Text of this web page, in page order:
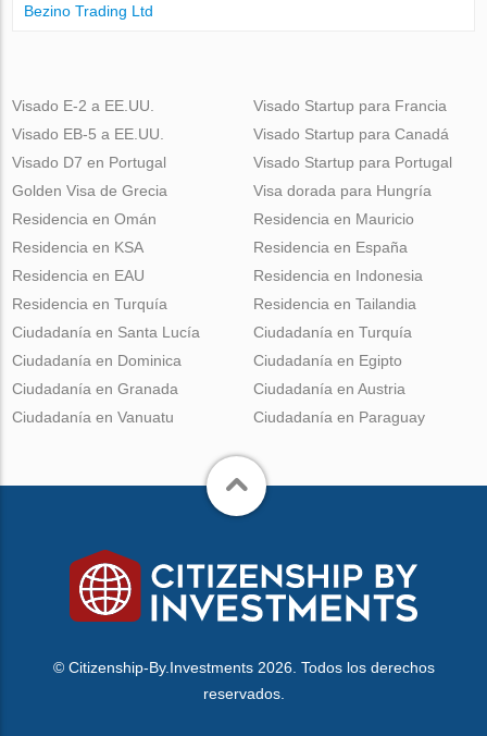
Bezino Trading Ltd
Visado E-2 a EE.UU.
Visado EB-5 a EE.UU.
Visado D7 en Portugal
Golden Visa de Grecia
Visado Startup para Francia
Visado Startup para Canadá
Visado Startup para Portugal
Visa dorada para Hungría
Residencia en Omán
Residencia en KSA
Residencia en EAU
Residencia en Turquía
Residencia en Mauricio
Residencia en España
Residencia en Indonesia
Residencia en Tailandia
Ciudadanía en Santa Lucía
Ciudadanía en Dominica
Ciudadanía en Granada
Ciudadanía en Vanuatu
Ciudadanía en Turquía
Ciudadanía en Egipto
Ciudadanía en Austria
Ciudadanía en Paraguay
© Citizenship-By.Investments 2026. Todos los derechos
reservados.